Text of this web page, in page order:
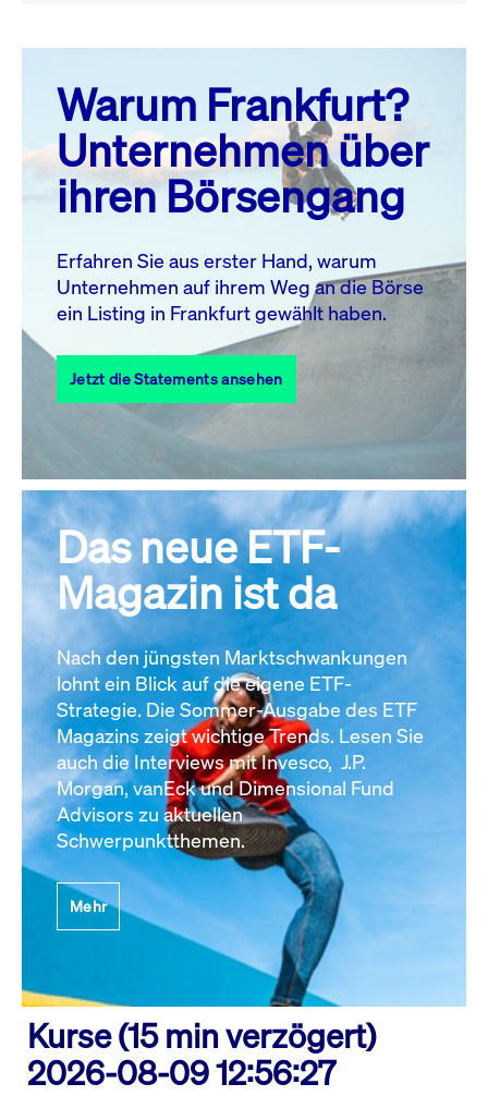
August 26
MO. DI. MI. DO. FR. SA. SO.
1
2
3
4 5 6 7 8
10 11 13 14
17
18 19 20 21 22
23
27 28
31
Alle Events
Warum Frankfurt?
Unternehmen über
ihren Börsengang
Erfahren Sie aus erster Hand, warum
Unternehmen auf ihrem Weg an die Börse
ein Listing in Frankfurt gewählt haben.
Jetzt die Statements ansehen
Das neue ETF-
Magazin ist da
Nach den jüngsten Marktschwankungen
lohnt ein Blick auf die eigene ETF-
Strategie. Die Sommer-Ausgabe des ETF
Magazins zeigt wichtige Trends. Lesen Sie
auch die Interviews mit Invesco, J.P.
Morgan, vanEck und Dimensional Fund
Advisors zu aktuellen
Schwerpunktthemen.
Mehr
Kurse (15 min verzögert)
2026-08-09 12:56:27